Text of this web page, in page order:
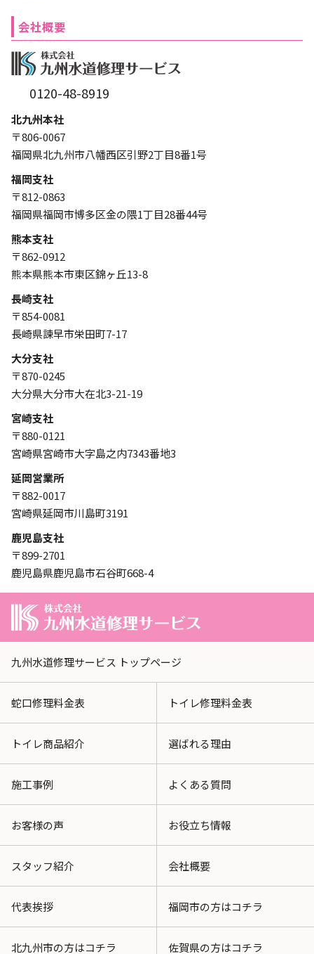
会社概要
0120-48-8919
北九州本社
〒806-0067
福岡県北九州市八幡西区引野2丁目8番1号
福岡支社
〒812-0863
福岡県福岡市博多区金の隈1丁目28番44号
熊本支社
〒862-0912
熊本県熊本市東区錦ヶ丘13-8
長崎支社
〒854-0081
長崎県諫早市栄田町7-17
大分支社
〒870-0245
大分県大分市大在北3-21-19
宮崎支社
〒880-0121
宮崎県宮崎市大字島之内7343番地3
延岡営業所
〒882-0017
宮崎県延岡市川島町3191
鹿児島支社
〒899-2701
鹿児島県鹿児島市石谷町668-4
九州水道修理サービス トップページ
蛇口修理料金表 トイレ修理料金表
トイレ商品紹介 選ばれる理由
施工事例 よくある質問
お客様の声 お役立ち情報
スタッフ紹介 会社概要
代表挨拶 福岡市の方はコチラ
北九州市の方はコチラ 佐賀県の方はコチラ